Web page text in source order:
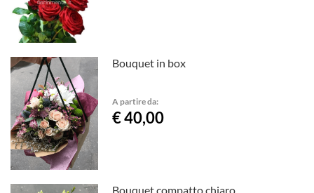
Bouquet in box
A partire da:
€ 40,00
Bouquet compatto chiaro